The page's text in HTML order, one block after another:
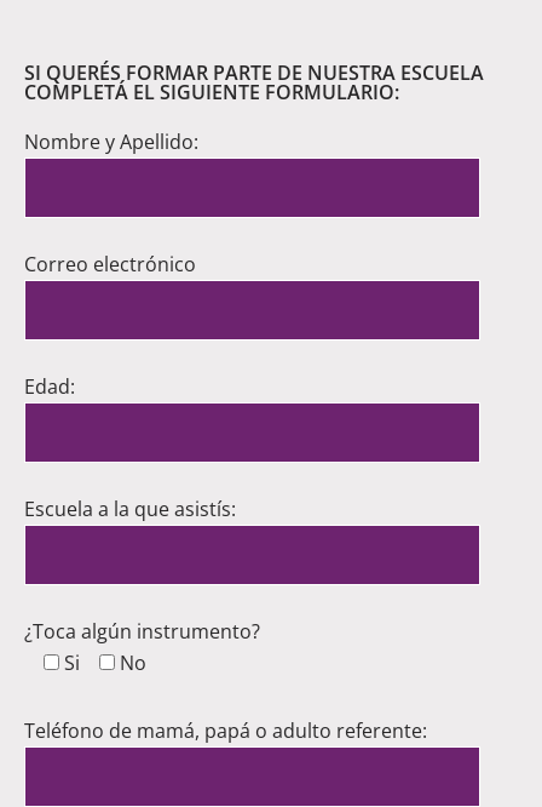
SI QUERÉS FORMAR PARTE DE NUESTRA ESCUELA
COMPLETÁ EL SIGUIENTE FORMULARIO:
Nombre y Apellido:
Correo electrónico
Edad:
Escuela a la que asistís:
¿Toca algún instrumento?
Si
No
Teléfono de mamá, papá o adulto referente: